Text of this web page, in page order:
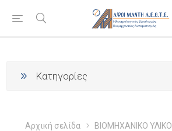
Κατηγορίες
Αρχική σελίδα ΒΙΟΜΗΧΑΝΙΚΟ ΥΛΙΚΟ